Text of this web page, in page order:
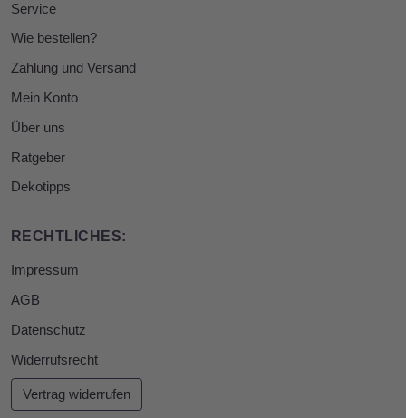
Service
Wie bestellen?
Zahlung und Versand
Mein Konto
Über uns
Ratgeber
Dekotipps
RECHTLICHES:
Impressum
AGB
Datenschutz
Widerrufsrecht
Vertrag widerrufen